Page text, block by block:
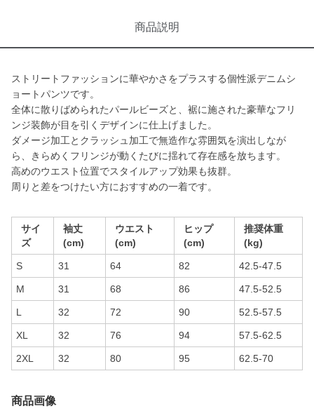
商品説明
ストリートファッションに華やかさをプラスする個性派デニムシ
ョートパンツです。
全体に散りばめられたパールビーズと、裾に施された豪華なフリ
ンジ装飾が目を引くデザインに仕上げました。
ダメージ加工とクラッシュ加工で無造作な雰囲気を演出しなが
ら、きらめくフリンジが動くたびに揺れて存在感を放ちます。
高めのウエスト位置でスタイルアップ効果も抜群。
周りと差をつけたい方におすすめの一着です。
サイ
ズ
袖丈
(cm)
ウエスト
(cm)
ヒップ
(cm)
推奨体重
(kg)
S 31 64 82 42.5-47.5
M 31 68 86 47.5-52.5
L 32 72 90 52.5-57.5
XL 32 76 94 57.5-62.5
2XL 32 80 95 62.5-70
商品画像